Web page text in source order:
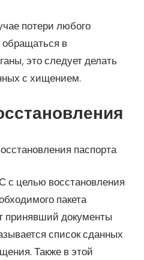
потери любого
обращаться в
это следует делать
с хищением.
паспорта
целью восстановления
пакета
принявший документы
список сданных
Также в этой